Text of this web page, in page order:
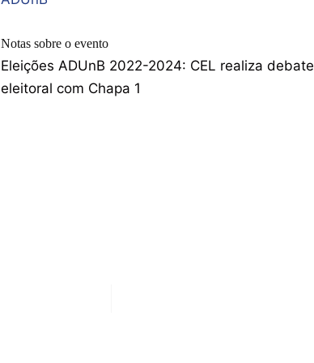
Notas sobre o evento
Eleições ADUnB 2022-2024: CEL realiza debate
eleitoral com Chapa 1